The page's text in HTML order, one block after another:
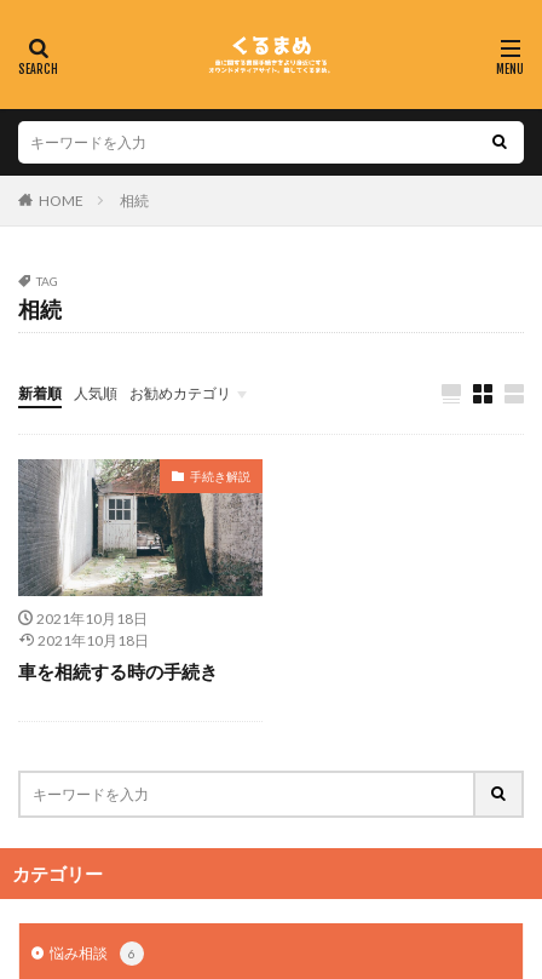
HOME 相続
TAG
相続
新着順 人気順 お勧めカテゴリ
手続き解説
手続き解説
2021年10月18日
2021年10月18日
車を相続する時の手続き
カテゴリー
悩み相談 6